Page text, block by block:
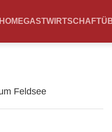
HOMEGASTWIRTSCHAFT